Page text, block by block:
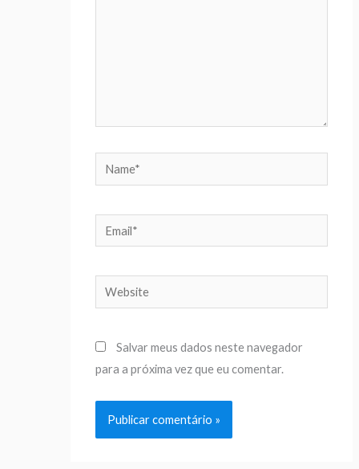
Name*
Email*
Website
Salvar meus dados neste navegador
para a próxima vez que eu comentar.